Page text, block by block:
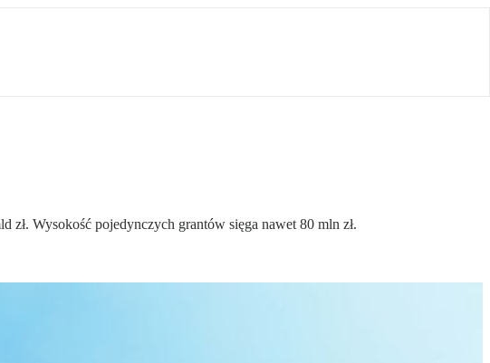
Wysokość pojedynczych grantów sięga nawet 80 mln zł.